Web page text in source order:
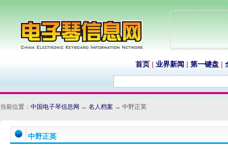
首页 | 业界新闻 | 第一键盘 |
当前位置： 中国电子琴信息网 → 名人档案 → 中野正英
中野正英